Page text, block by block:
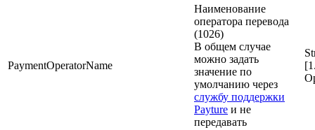
PaymentOperatorName
Наименование
оператора перевода
(1026)
В общем случае
можно задать
значение по
умолчанию через
службу поддержки
Payture и не
передавать